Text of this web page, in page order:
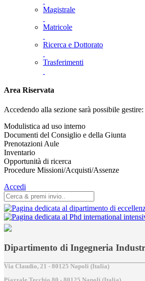
Magistrale
Matricole
Ricerca e Dottorato
Trasferimenti
Area Riservata
Accedendo alla sezione sarà possibile gestire:
Modulistica ad uso interno
Documenti del Consiglio e della Giunta
Prenotazioni Aule
Inventario
Opportunità di ricerca
Procedure Missioni/Acquisti/Assenze
Accedi
Dipartimento di Ingegneria
Via Claudio, 21 - 80125 Napoli (Italia)